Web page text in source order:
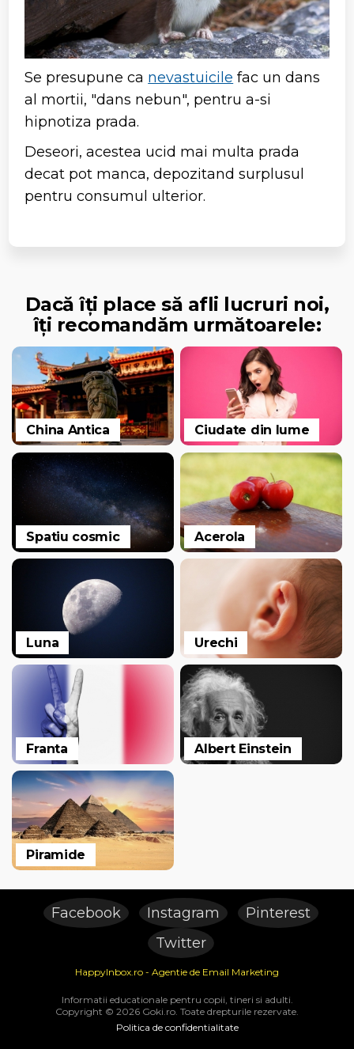
Se presupune ca nevastuicile fac un dans
al mortii, "dans nebun", pentru a-si
hipnotiza prada.
Deseori, acestea ucid mai multa prada
decat pot manca, depozitand surplusul
pentru consumul ulterior.
Dacă îți place să afli lucruri noi,
îți recomandăm următoarele:
China Antica Ciudate din lume
Spatiu cosmic Acerola
Luna Urechi
Franta Albert Einstein
Piramide
Facebook Instagram
Pinterest
Twitter
HappyInbox.ro - Agentie de Email Marketing
Informatii educationale pentru copii, tineri si adulti.
Copyright © 2026 Goki.ro. Toate drepturile rezervate.
Politica de confidentialitate